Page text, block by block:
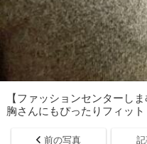
【ファッションセンターし
胸さんにもぴったりフィット
前の写真